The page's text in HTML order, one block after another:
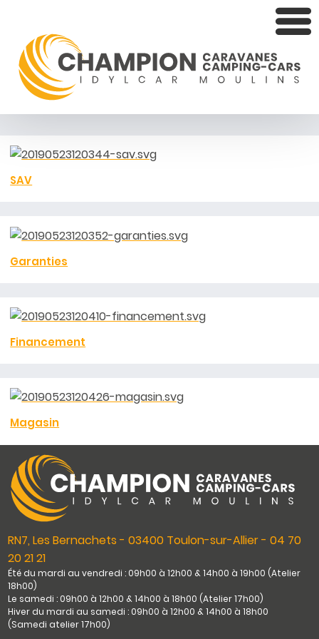
SAV
Garanties
Financement
Magasin
RN7, Les Bernachets - 03400 Toulon-sur-Allier - 04 70
20 21 21
Été du mardi au vendredi : 09h00 à 12h00 & 14h00 à 19h00 (Atelier
18h00)
Le samedi : 09h00 à 12h00 & 14h00 à 18h00 (Atelier 17h00)
Hiver du mardi au samedi : 09h00 à 12h00 & 14h00 à 18h00
(Samedi atelier 17h00)